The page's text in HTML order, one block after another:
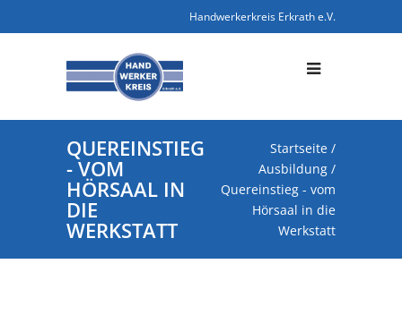
Handwerkerkreis Erkrath e.V.
QUEREINSTIEG
- VOM
HÖRSAAL IN
DIE
WERKSTATT
Startseite /
Ausbildung /
Quereinstieg - vom
Hörsaal in die
Werkstatt